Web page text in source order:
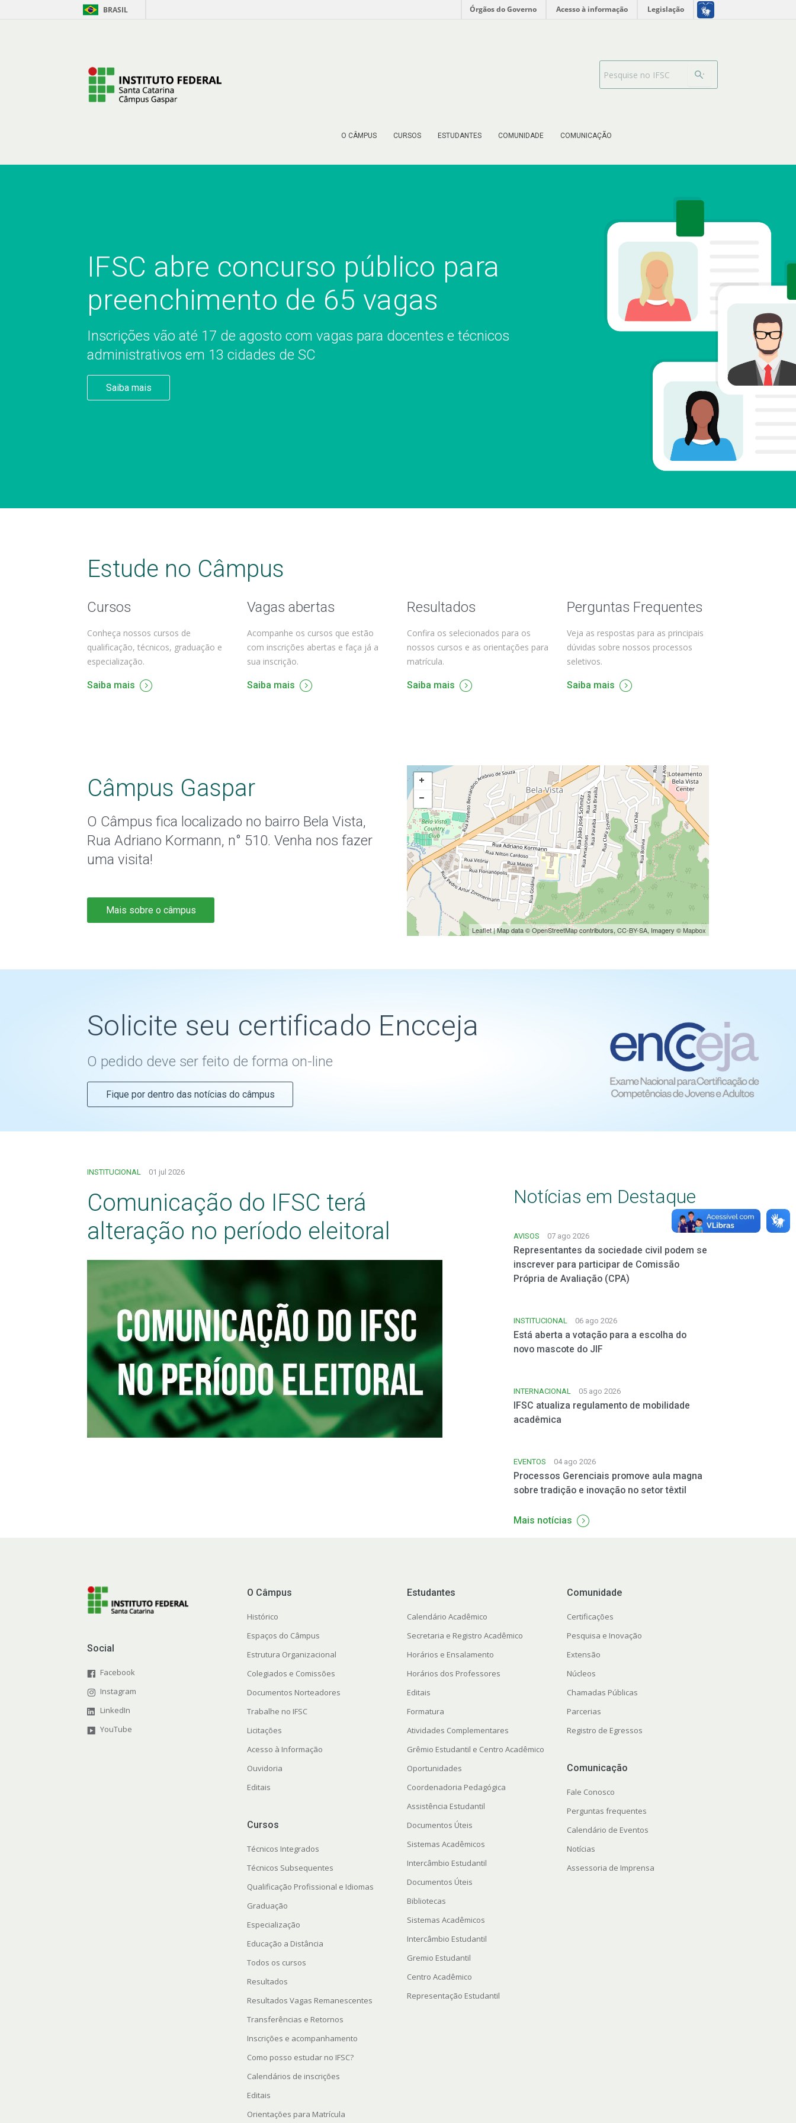
Pular para o Conteúdo BRASIL Órgãos do Governo Acesso à informação Legislação
O CÂMPUS CURSOS ESTUDANTES COMUNIDADE COMUNICAÇÃO
Barra de busca
IFSC abre concurso público para
preenchimento de 65 vagas
Inscrições vão até 17 de agosto com vagas para docentes e técnicos
administrativos em 13 cidades de SC
Saiba mais
Estude no Câmpus
Cursos
Conheça nossos cursos de
qualificação, técnicos, graduação e
especialização.
Saiba mais
Vagas abertas
Acompanhe os cursos que estão
com inscrições abertas e faça já a
sua inscrição.
Saiba mais
Resultados
Confira os selecionados para os
nossos cursos e as orientações para
matrícula.
Saiba mais
Perguntas Frequentes
Veja as respostas para as principais
dúvidas sobre nossos processos
seletivos.
Saiba mais
Câmpus Gaspar
O Câmpus fica localizado no bairro Bela Vista,
Rua Adriano Kormann, n° 510. Venha nos fazer
uma visita!
Mais sobre o câmpus
Leaflet| Map data ©OpenStreetMapcontributors, CC-BY-SA, Imagery ©Mapbox
Solicite seu certificado Encceja
O pedido deve ser feito de forma on-line
Fique por dentro das notícias do câmpus
INSTITUCIONAL 01 jul 2026
Comunicação do IFSC terá
alteração no período eleitoral
Notícias em Destaque
AVISOS 07 ago 2026
Representantes da sociedade civil podem se
inscrever para participar de Comissão
Própria de Avaliação (CPA)
INSTITUCIONAL 06 ago 2026
Está aberta a votação para a escolha do
novo mascote do JIF
INTERNACIONAL 05 ago 2026
IFSC atualiza regulamento de mobilidade
acadêmica
EVENTOS 04 ago 2026
Processos Gerenciais promove aula magna
sobre tradição e inovação no setor têxtil
Mais notícias
Social
Facebook
Instagram
LinkedIn
YouTube
O Câmpus
Histórico
Espaços do Câmpus
Estrutura Organizacional
Colegiados e Comissões
Documentos Norteadores
Trabalhe no IFSC
Licitações
Acesso à Informação
Ouvidoria
Editais
Cursos
Técnicos Integrados
Técnicos Subsequentes
Qualificação Profissional e Idiomas
Graduação
Especialização
Educação a Distância
Todos os cursos
Resultados
Resultados Vagas Remanescentes
Transferências e Retornos
Inscrições e acompanhamento
Como posso estudar no IFSC?
Calendários de inscrições
Editais
Orientações para Matrícula
Estudantes
Calendário Acadêmico
Secretaria e Registro Acadêmico
Horários e Ensalamento
Horários dos Professores
Editais
Formatura
Atividades Complementares
Grêmio Estudantil e Centro Acadêmico
Oportunidades
Coordenadoria Pedagógica
Assistência Estudantil
Documentos Úteis
Sistemas Acadêmicos
Intercâmbio Estudantil
Documentos Úteis
Bibliotecas
Sistemas Acadêmicos
Intercâmbio Estudantil
Gremio Estudantil
Centro Acadêmico
Representação Estudantil
Comunidade
Certificações
Pesquisa e Inovação
Extensão
Núcleos
Chamadas Públicas
Parcerias
Registro de Egressos
Comunicação
Fale Conosco
Perguntas frequentes
Calendário de Eventos
Notícias
Assessoria de Imprensa